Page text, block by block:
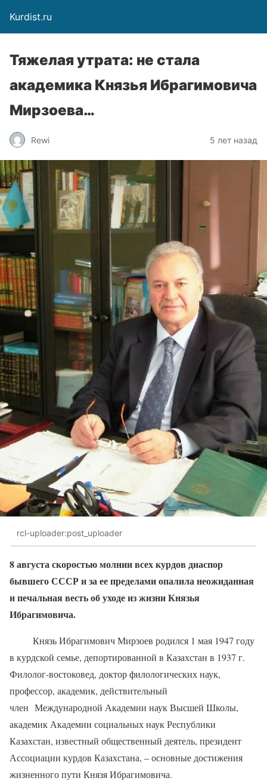
Kurdist.ru
Тяжелая утрата: не стала
академика Князья Ибрагимовича
Мирзоева…
Rewi 5 лет назад
rcl-uploader:post_uploader
8 августа скоростью молнии всех курдов диаспор
бывшего СССР и за ее пределами опалила неожиданная
и печальная весть об уходе из жизни Князья
Ибрагимовича.
Князь Ибрагимович Мирзоев родился 1 мая 1947 году
в курдской семье, депортированной в Казахстан в 1937 г.
Филолог-востоковед, доктор филологических наук,
профессор, академик, действительный
член Международной Академии наук Высшей Школы,
академик Академии социальных наук Республики
Казахстан, известный общественный деятель, президент
Ассоциации курдов Казахстана, – основные достижения
жизненного пути Князя Ибрагимовича.